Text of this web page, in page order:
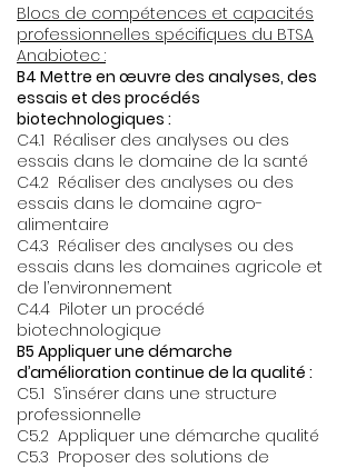
Blocs de compétences et capacités
professionnelles spécifiques du BTSA
Anabiotec :
B4 Mettre en œuvre des analyses, des
essais et des procédés
biotechnologiques :
C4.1 Réaliser des analyses ou des
essais dans le domaine de la santé
C4.2 Réaliser des analyses ou des
essais dans le domaine agro-
alimentaire
C4.3 Réaliser des analyses ou des
essais dans les domaines agricole et
de l’environnement
C4.4 Piloter un procédé
biotechnologique
B5 Appliquer une démarche
d’amélioration continue de la qualité :
C5.1 S’insérer dans une structure
professionnelle
C5.2 Appliquer une démarche qualité
C5.3 Proposer des solutions de